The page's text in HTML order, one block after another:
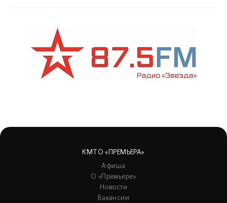
КМТО «ПРЕМЬЕРА»
Афиша
О «Премьере»
Новости
Вакансии